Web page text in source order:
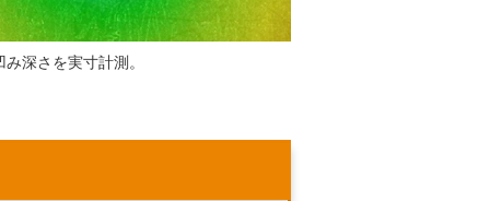
深さを実寸計測。